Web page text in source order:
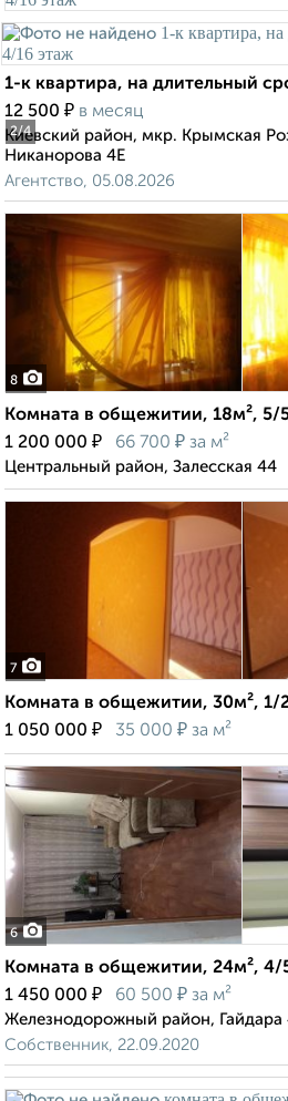
2/4
1-к квартира, на длительный
12 500 ₽ в месяц
Киевский район, мкр. Крымская
Никанорова 4Е
Агентство, 05.08.2026
8
Комната в общежитии, 18м², 5/
1 200 000 ₽ 66 700 ₽ за м²
Центральный район, Залесская 44
7
Комната в общежитии, 30м², 1/
1 050 000 ₽ 35 000 ₽ за м²
6
Комната в общежитии, 24м², 4/
1 450 000 ₽ 60 500 ₽ за м²
Железнодорожный район, Гайдара
Собственник, 22.09.2020